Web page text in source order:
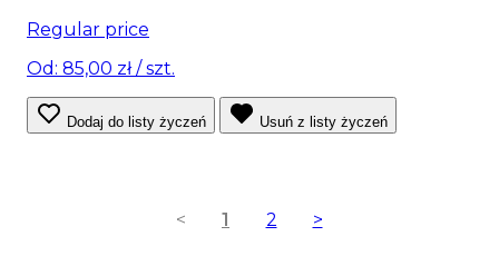
Regular price
Od: 85,00 zł/ szt.
Dodaj do listy życzeń Usuń z listy życzeń
< 1 2 >